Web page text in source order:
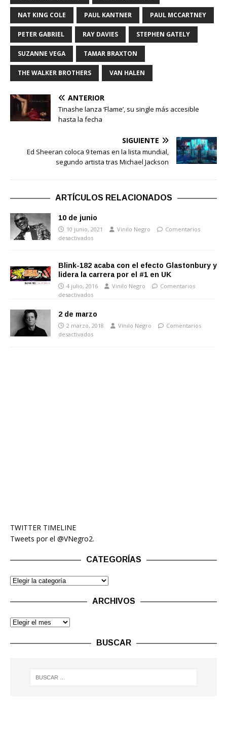
NAT KING COLE PAUL KANTNER PAUL MCCARTNEY
PETER GABRIEL RAY DAVIES STEPHEN GATELY
SUZANNE VEGA TAMAR BRAXTON
THE WALKER BROTHERS VAN HALEN
ANTERIOR
Tinashe lanza ‘Flame’, su single más accesible
hasta la fecha
SIGUIENTE
Ed Sheeran coloca 9 temas en la lista mundial,
segundo artista tras Michael Jackson
ARTÍCULOS RELACIONADOS
10 de junio
10 junio, 2021 Vinilo Negro
Comentarios
desactivados
Blink-182 acaba con el efecto Glastonbury y
lidera la carrera por el #1 en UK
4 julio, 2016 Vinilo Negro
Comentarios
desactivados
2 de marzo
2 marzo, 2018 Vinilo Negro
Comentarios
desactivados
TWITTER TIMELINE
Tweets por el @VNegro2.
CATEGORÍAS
ARCHIVOS
BUSCAR